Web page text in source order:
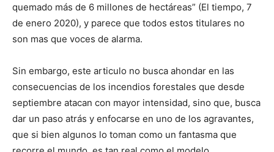
quemado más de 6 millones de hectáreas” (El tiempo, 7
de enero 2020), y parece que todos estos titulares no
son mas que voces de alarma.
Sin embargo, este articulo no busca ahondar en las
consecuencias de los incendios forestales que desde
septiembre atacan con mayor intensidad, sino que, busca
dar un paso atrás y enfocarse en uno de los agravantes,
que si bien algunos lo toman como un fantasma que